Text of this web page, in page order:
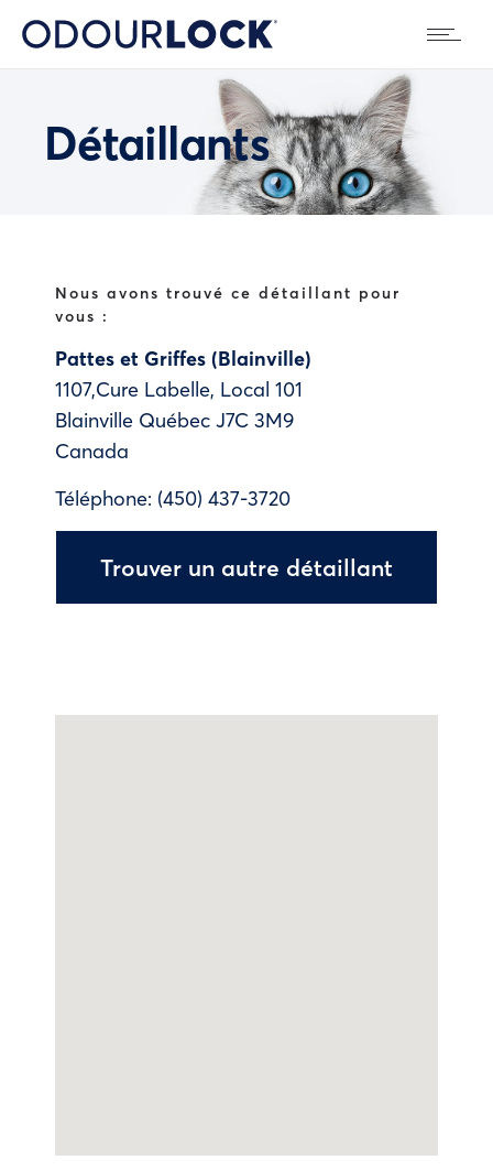
Détaillants
Nous avons trouvé ce détaillant pour
vous :
Pattes et Griffes (Blainville)
1107,Cure Labelle, Local 101
Blainville Québec J7C 3M9
Canada
Téléphone: (450) 437-3720
Trouver un autre détaillant